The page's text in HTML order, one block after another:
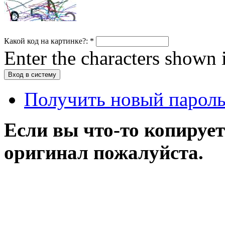
Какой код на картинке?: *
Enter the characters shown
Получить новый
Если вы что-то
оригинал пожалуйста.